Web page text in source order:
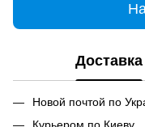
Доставка
Новой почтой по